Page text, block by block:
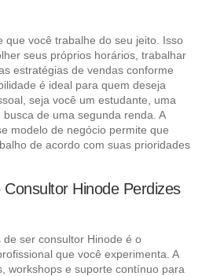
que você trabalhe do seu jeito. Isso
seus próprios horários, trabalhar
estratégias de vendas conforme
é ideal para quem deseja
seja você um estudante, uma
de uma segunda renda. A
modelo de negócio permite que
de acordo com suas prioridades
Hinode Perdizes
ser consultor Hinode é o
que você experimenta. A
workshops e suporte contínuo para